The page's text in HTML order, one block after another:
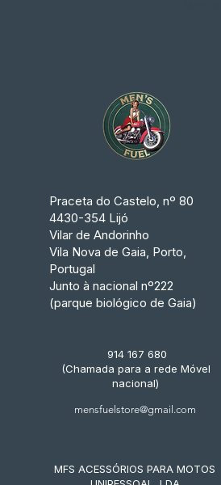
Praceta do Castelo, nº 80
4430-354 Lijó
Vilar de Andorinho
Vila Nova de Gaia, Porto,
Portugal
Junto à nacional nº222
(parque biológico de Gaia)
914 167 680
(Chamada para a rede Móvel
nacional)
mensfuelstore@gmail.com
MFS ACESSÓRIOS PARA MOTOS